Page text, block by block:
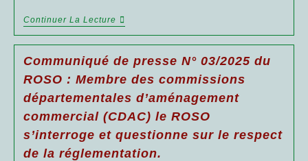
Continuer
À
Distribuer
L’eau
Potable.
Et
Questionne
Sur
L’application
De
Réglementation
Dans
L’Oise.
Continuer La LectureCommuniqué
Du
ROSO :
Le
ROSO
Au
Tribunal
Administratif
Les
Communiqué de presse N° 03/2025 du
ROSO : Membre des commissions
départementales d’aménagement
commercial (CDAC) le ROSO
s’interroge et questionne sur le respect
de la réglementation.